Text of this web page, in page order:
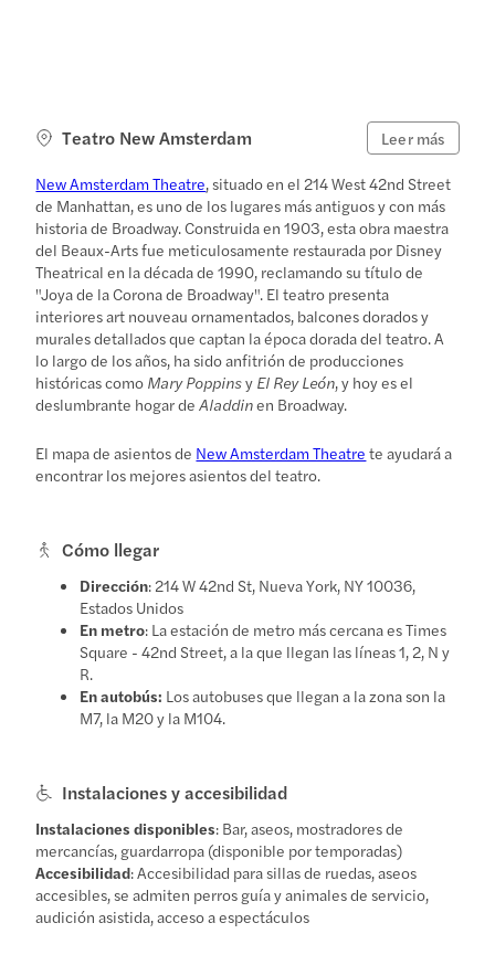
Teatro New Amsterdam Leer más
New Amsterdam Theatre, situado en el 214 West 42nd Street
de Manhattan, es uno de los lugares más antiguos y con más
historia de Broadway. Construida en 1903, esta obra maestra
del Beaux-Arts fue meticulosamente restaurada por Disney
Theatrical en la década de 1990, reclamando su título de
"Joya de la Corona de Broadway". El teatro presenta
interiores art nouveau ornamentados, balcones dorados y
murales detallados que captan la época dorada del teatro. A
lo largo de los años, ha sido anfitrión de producciones
históricas como Mary Poppinsy El Rey León, y hoy es el
deslumbrante hogar deAladdinen Broadway.
El mapa de asientos de New Amsterdam Theatre te ayudará a
encontrar los mejores asientos del teatro.
Cómo llegar
Dirección: 214 W 42nd St, Nueva York, NY 10036,
Estados Unidos
En metro: La estación de metro más cercana es Times
Square - 42nd Street, a la que llegan las líneas 1, 2, N y
R.
En autobús: Los autobuses que llegan a la zona son la
M7, la M20 y la M104.
Instalaciones y accesibilidad
Instalaciones disponibles: Bar, aseos, mostradores de
mercancías, guardarropa (disponible por temporadas)
Accesibilidad: Accesibilidad para sillas de ruedas, aseos
accesibles, se admiten perros guía y animales de servicio,
audición asistida, acceso a espectáculos